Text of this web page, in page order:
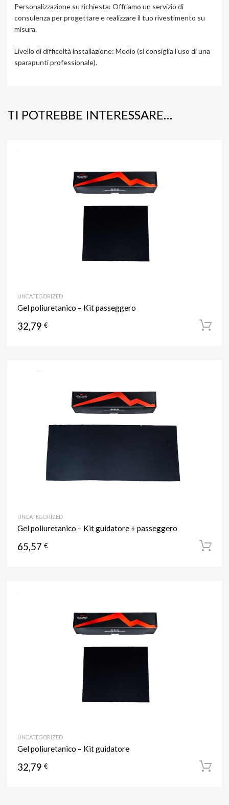
Personalizzazione su richiesta: Offriamo un servizio di
consulenza per progettare e realizzare il tuo rivestimento su
misura.
Livello di difficoltà installazione: Medio (si consiglia l’uso di una
sparapunti professionale).
TI POTREBBE INTERESSARE…
UNCATEGORIZED
Gel poliuretanico – Kit passeggero
32,79 €
UNCATEGORIZED
Gel poliuretanico – Kit guidatore + passeggero
65,57 €
UNCATEGORIZED
Gel poliuretanico – Kit guidatore
32,79 €